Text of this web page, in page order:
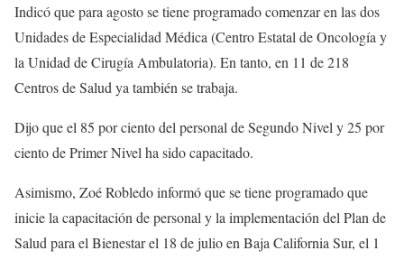
Indicó que para agosto se tiene programado comenzar en las dos
Unidades de Especialidad Médica (Centro Estatal de Oncología y
la Unidad de Cirugía Ambulatoria). En tanto, en 11 de 218
Centros de Salud ya también se trabaja.
Dijo que el 85 por ciento del personal de Segundo Nivel y 25 por
ciento de Primer Nivel ha sido capacitado.
Asimismo, Zoé Robledo informó que se tiene programado que
inicie la capacitación de personal y la implementación del Plan de
Salud para el Bienestar el 18 de julio en Baja California Sur, el 1